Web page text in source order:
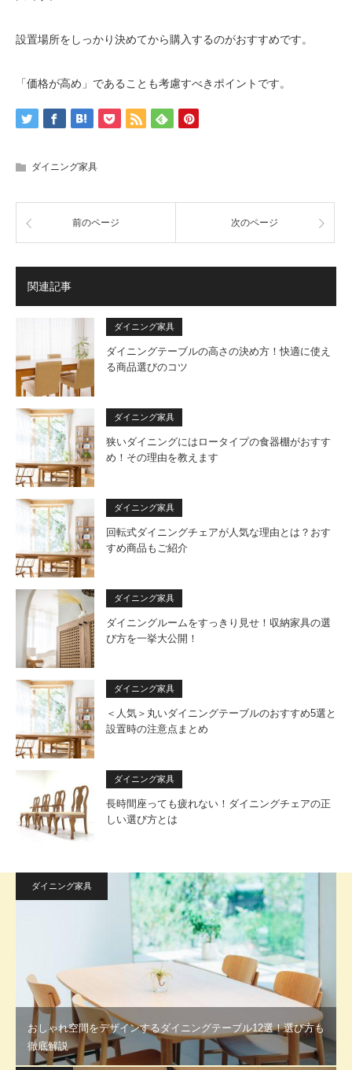
設置場所をしっかり決めてから購入するのがおすすめです。
「価格が高め」であることも考慮すべきポイントです。
ダイニング家具
前のページ 次のページ
関連記事
ダイニング家具
ダイニングテーブルの高さの決め方！快適に使え
る商品選びのコツ
ダイニング家具
狭いダイニングにはロータイプの食器棚がおすす
め！その理由を教えます
ダイニング家具
回転式ダイニングチェアが人気な理由とは？おす
すめ商品もご紹介
ダイニング家具
ダイニングルームをすっきり見せ！収納家具の選
び方を一挙大公開！
ダイニング家具
＜人気＞丸いダイニングテーブルのおすすめ5選と
設置時の注意点まとめ
ダイニング家具
長時間座っても疲れない！ダイニングチェアの正
しい選び方とは
ダイニング家具
おしゃれ空間をデザインするダイニングテーブル12選！選び方も
徹底解説